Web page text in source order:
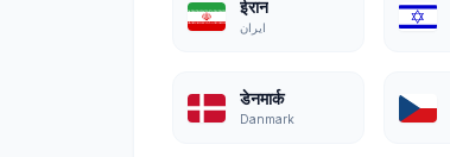
ईरान
ایران
डेनमार्क
Danmark